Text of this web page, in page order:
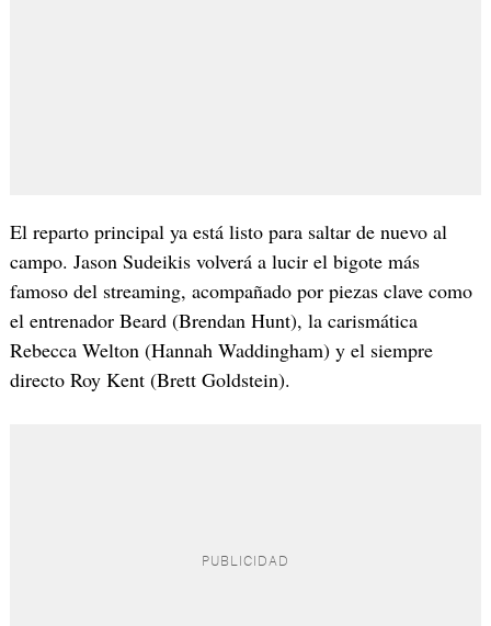
El reparto principal ya está listo para saltar de nuevo al
campo. Jason Sudeikis volverá a lucir el bigote más
famoso del streaming, acompañado por piezas clave como
el entrenador Beard (Brendan Hunt), la carismática
Rebecca Welton (Hannah Waddingham) y el siempre
directo Roy Kent (Brett Goldstein).